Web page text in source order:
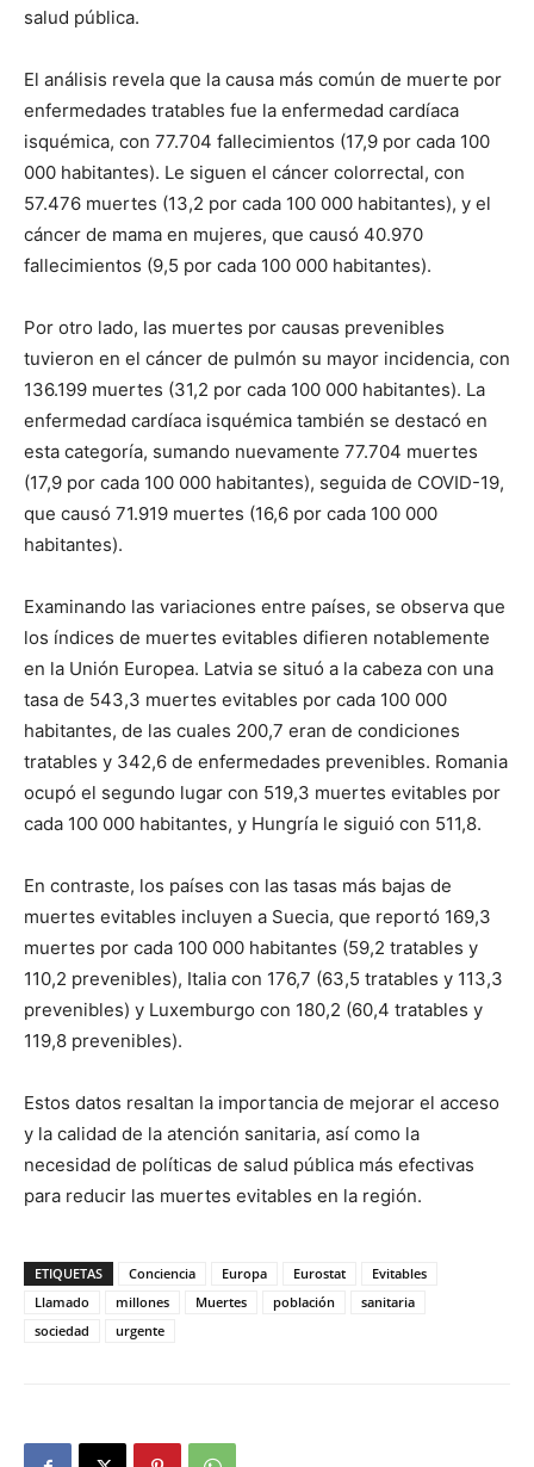
salud pública.
El análisis revela que la causa más común de muerte por
enfermedades tratables fue la enfermedad cardíaca
isquémica, con 77.704 fallecimientos (17,9 por cada 100
000 habitantes). Le siguen el cáncer colorrectal, con
57.476 muertes (13,2 por cada 100 000 habitantes), y el
cáncer de mama en mujeres, que causó 40.970
fallecimientos (9,5 por cada 100 000 habitantes).
Por otro lado, las muertes por causas prevenibles
tuvieron en el cáncer de pulmón su mayor incidencia, con
136.199 muertes (31,2 por cada 100 000 habitantes). La
enfermedad cardíaca isquémica también se destacó en
esta categoría, sumando nuevamente 77.704 muertes
(17,9 por cada 100 000 habitantes), seguida de COVID-19,
que causó 71.919 muertes (16,6 por cada 100 000
habitantes).
Examinando las variaciones entre países, se observa que
los índices de muertes evitables difieren notablemente
en la Unión Europea. Latvia se situó a la cabeza con una
tasa de 543,3 muertes evitables por cada 100 000
habitantes, de las cuales 200,7 eran de condiciones
tratables y 342,6 de enfermedades prevenibles. Romania
ocupó el segundo lugar con 519,3 muertes evitables por
cada 100 000 habitantes, y Hungría le siguió con 511,8.
En contraste, los países con las tasas más bajas de
muertes evitables incluyen a Suecia, que reportó 169,3
muertes por cada 100 000 habitantes (59,2 tratables y
110,2 prevenibles), Italia con 176,7 (63,5 tratables y 113,3
prevenibles) y Luxemburgo con 180,2 (60,4 tratables y
119,8 prevenibles).
Estos datos resaltan la importancia de mejorar el acceso
y la calidad de la atención sanitaria, así como la
necesidad de políticas de salud pública más efectivas
para reducir las muertes evitables en la región.
ETIQUETAS Conciencia Europa Eurostat
Evitables
Llamado
millones Muertes población
sanitaria
sociedad
urgente